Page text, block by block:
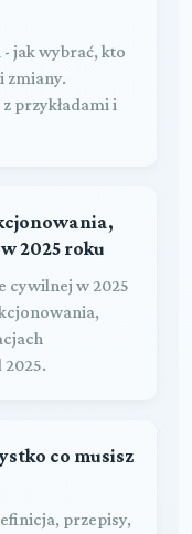
jak wybrać, kto
zmiany.
przykładami i
2025 roku
cywilnej w 2025
co musisz
przepisy,